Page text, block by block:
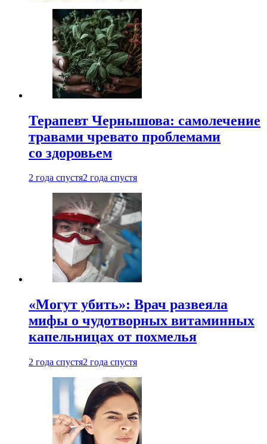
Терапевт Чернышова: самолечение
травами чревато проблемами
со здоровьем
2 года спустя2 года спустя
«Могут убить»: Врач развеяла
мифы о чудотворных витаминных
капельницах от похмелья
2 года спустя2 года спустя